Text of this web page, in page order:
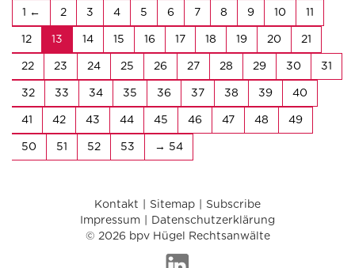
1 2 3 4 5 6 7 8 9 10 11
12 13 14 15 16 17 18 19 20 21
22 23 24 25 26 27 28 29 30 31
32 33 34 35 36 37 38 39 40
41 42 43 44 45 46 47 48 49
50 51 52 53 54
Kontakt Sitemap
Subscribe
Impressum
Datenschutzerklärung
© 2026 bpv Hügel Rechtsanwälte